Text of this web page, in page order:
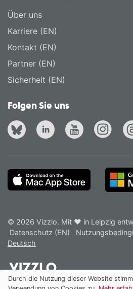
Über uns
Karriere (EN)
Kontakt (EN)
Partner (EN)
Sicherheit (EN)
Folgen Sie uns
© 2026 Vizzlo. Mit ❤ in Leipzig
Datenschutz (EN)
Deutsch
Durch die Nutzung dieser Website